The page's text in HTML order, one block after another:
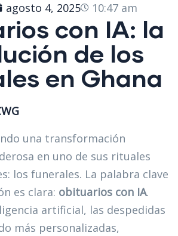
agosto 4, 2025 10:47 am
con IA: la
de los
en Ghana
una transformación
en uno de sus rituales
los funerales. La palabra clave
es clara: obituarios con IA.
artificial, las despedidas
más personalizadas,